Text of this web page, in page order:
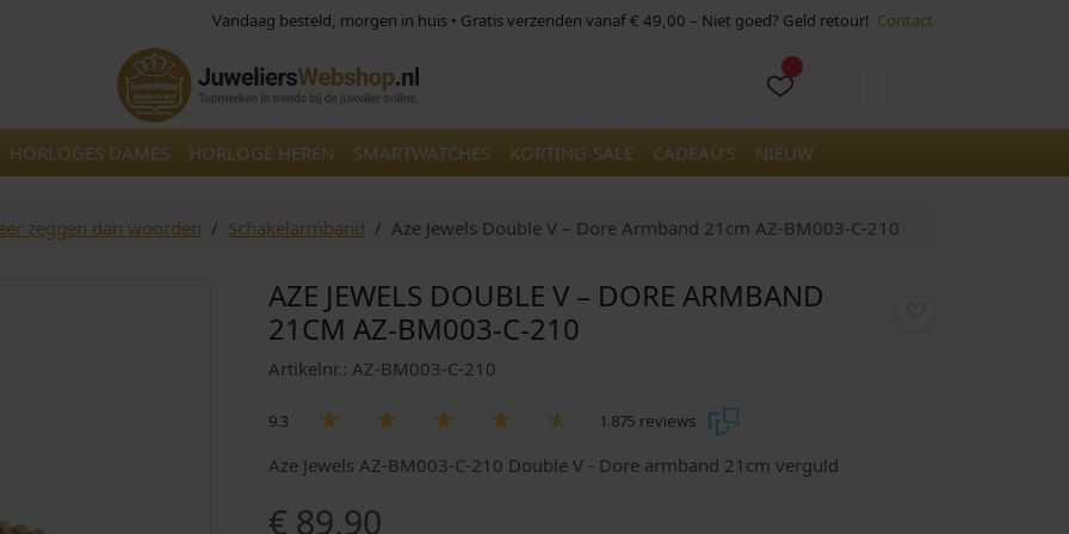
Vandaag besteld, morgen in huis • Gratis verzenden vanaf € 49,00 – Niet goed? Geld retour! Contact
HORLOGES DAMES HORLOGE HEREN SMARTWATCHES KORTING-SALE CADEAU’S NIEUW
zeggen dan woorden Schakelarmband Aze Jewels Double V – Dore Armband 21cm AZ-BM003-C-210
AZE JEWELS DOUBLE V – DORE ARMBAND
21CM AZ-BM003-C-210
Artikelnr.: AZ-BM003-C-210
9.3 1.875 reviews
Aze Jewels AZ-BM003-C-210 Double V - Dore armband 21cm verguld
€ 89,90